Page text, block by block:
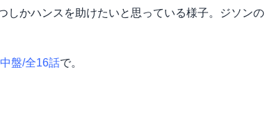
しかハンスを助けたいと思っている様子。ジソンの
盤/全16話で。